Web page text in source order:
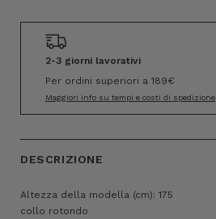
2-3 giorni lavorativi
Per ordini superiori a 189€
Maggiori info su tempi e costi di spedizione
DESCRIZIONE
Altezza della modella (cm): 175
collo rotondo